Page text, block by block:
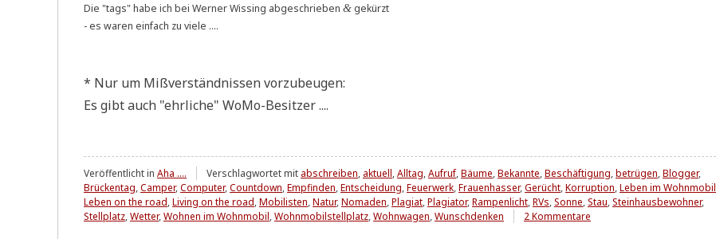
Die "tags" habe ich bei Wer­ner Wis­sing abge­schrie­ben & gekürzt
- es waren ein­fach zu viele ....
* Nur um Miß­ver­ständ­nis­sen vorzubeugen:
Es gibt auch "ehr­li­che" WoMo-Besitzer ....
Veröffentlicht in Aha .... Verschlagwortet mit abschreiben, aktuell,Alltag,Aufruf,Bäume,Bekannte,Beschäftigung,betrügen,Blogger,
Brückentag,Camper,Computer,Countdown,Empfinden,Entscheidung,Feuerwerk,Frauenhasser,Gerücht,Korruption,Leben im Wohnmobil
Leben on the road,Living on the road,Mobilisten,Natur,Nomaden,Plagiat,Plagiator,Rampenlicht,RVs,Sonne,Stau,Steinhausbewohner,
Stellplatz,Wetter,Wohnen im Wohnmobil,Wohnmobilstellplatz,Wohnwagen,Wunschdenken 2 Kommentare